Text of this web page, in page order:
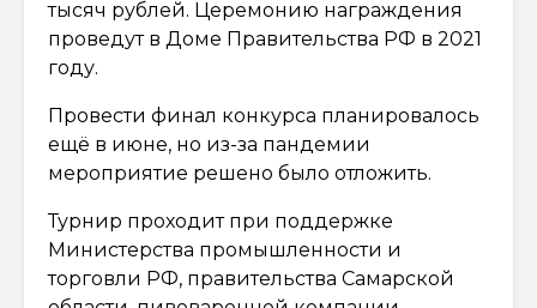
тысяч рублей. Церемонию награждения
проведут в Доме Правительства РФ в 2021
году.
Провести финал конкурса планировалось
ещё в июне, но из-за пандемии
мероприятие решено было отложить.
Турнир проходит при поддержке
Министерства промышленности и
торговли РФ, правительства Самарской